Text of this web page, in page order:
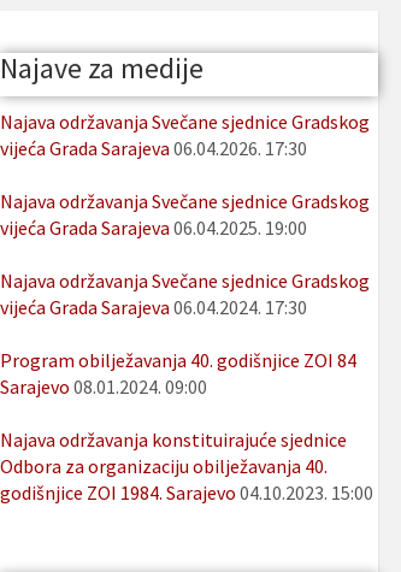
Najave za medije
Najava održavanja Svečane sjednice Gradskog
vijeća Grada Sarajeva 06.04.2026. 17:30
Najava održavanja Svečane sjednice Gradskog
vijeća Grada Sarajeva 06.04.2025. 19:00
Najava održavanja Svečane sjednice Gradskog
vijeća Grada Sarajeva 06.04.2024. 17:30
Program obilježavanja 40. godišnjice ZOI 84
Sarajevo 08.01.2024. 09:00
Najava održavanja konstituirajuće sjednice
Odbora za organizaciju obilježavanja 40.
godišnjice ZOI 1984. Sarajevo 04.10.2023. 15:00